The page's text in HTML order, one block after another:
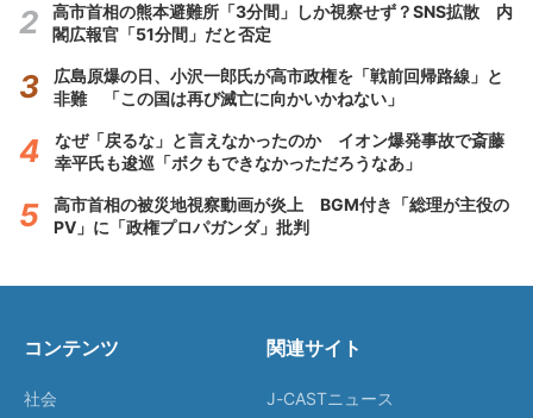
高市首相の熊本避難所「3分間」しか視察せず？SNS拡散 内
閣広報官「51分間」だと否定
広島原爆の日、小沢一郎氏が高市政権を「戦前回帰路線」と
非難 「この国は再び滅亡に向かいかねない」
なぜ「戻るな」と言えなかったのか イオン爆発事故で斎藤
幸平氏も逡巡「ボクもできなかっただろうなあ」
高市首相の被災地視察動画が炎上 BGM付き「総理が主役の
PV」に「政権プロパガンダ」批判
コンテンツ
社会
関連サイト
J-CASTニュース